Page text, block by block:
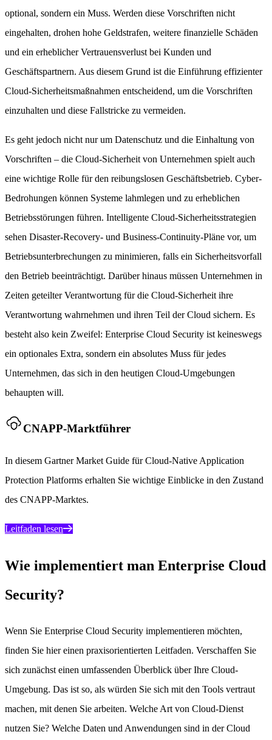
optional, sondern ein Muss. Werden diese Vorschriften nicht
eingehalten, drohen hohe Geldstrafen, weitere finanzielle Schäden
und ein erheblicher Vertrauensverlust bei Kunden und
Geschäftspartnern. Aus diesem Grund ist die Einführung effizienter
Cloud-Sicherheitsmaßnahmen entscheidend, um die Vorschriften
einzuhalten und diese Fallstricke zu vermeiden.
Es geht jedoch nicht nur um Datenschutz und die Einhaltung von
Vorschriften – die Cloud-Sicherheit von Unternehmen spielt auch
eine wichtige Rolle für den reibungslosen Geschäftsbetrieb. Cyber-
Bedrohungen können Systeme lahmlegen und zu erheblichen
Betriebsstörungen führen. Intelligente Cloud-Sicherheitsstrategien
sehen Disaster-Recovery- und Business-Continuity-Pläne vor, um
Betriebsunterbrechungen zu minimieren, falls ein Sicherheitsvorfall
den Betrieb beeinträchtigt. Darüber hinaus müssen Unternehmen in
Zeiten geteilter Verantwortung für die Cloud-Sicherheit ihre
Verantwortung wahrnehmen und ihren Teil der Cloud sichern. Es
besteht also kein Zweifel: Enterprise Cloud Security ist keineswegs
ein optionales Extra, sondern ein absolutes Muss für jedes
Unternehmen, das sich in den heutigen Cloud-Umgebungen
behaupten will.
CNAPP-Marktführer
In diesem Gartner Market Guide für Cloud-Native Application
Protection Platforms erhalten Sie wichtige Einblicke in den Zustand
des CNAPP-Marktes.
Leitfaden lesen
Wie implementiert man Enterprise Cloud
Security?
Wenn Sie Enterprise Cloud Security implementieren möchten,
finden Sie hier einen praxisorientierten Leitfaden. Verschaffen Sie
sich zunächst einen umfassenden Überblick über Ihre Cloud-
Umgebung. Das ist so, als würden Sie sich mit den Tools vertraut
machen, mit denen Sie arbeiten. Welche Art von Cloud-Dienst
nutzen Sie? Welche Daten und Anwendungen sind in der Cloud